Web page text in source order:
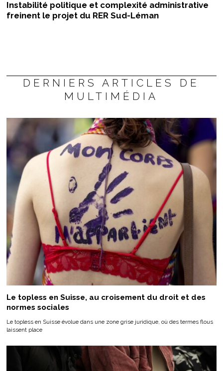
Instabilité politique et complexité administrative
freinent le projet du RER Sud-Léman
DERNIERS ARTICLES DE
MULTIMÉDIA
Le topless en Suisse, au croisement du droit et des
normes sociales
Le topless en Suisse évolue dans une zone grise juridique, où des termes flous
laissent place